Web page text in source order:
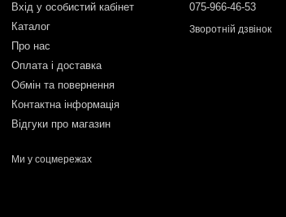
Вхід у особистий кабінет
Каталог
Про нас
Оплата і доставка
Обмін та повернення
Контактна інформація
Відгуки про магазин
Ми у соцмережах
075-966-46-53
Зворотній дзвінок